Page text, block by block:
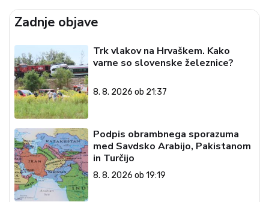
agresije. Na tečajih,...
Zadnje objave
Trk vlakov na Hrvaškem. Kako
varne so slovenske železnice?
8. 8. 2026 ob 21:37
Podpis obrambnega sporazuma
med Savdsko Arabijo, Pakistanom
in Turčijo
8. 8. 2026 ob 19:19